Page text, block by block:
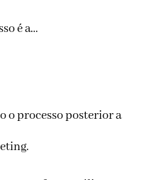
é a…
o processo posterior a